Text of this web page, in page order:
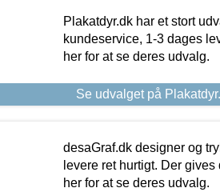
Plakatdyr.dk har et stort
kundeservice, 1-3 dages
her for at se deres udvalg.
Se udvalget på
desaGraf.dk designer og
levere ret hurtigt. Der
her for at se deres udvalg.